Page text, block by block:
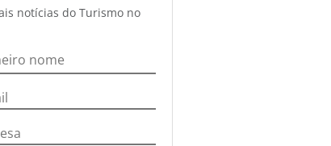
notícias do Turismo no